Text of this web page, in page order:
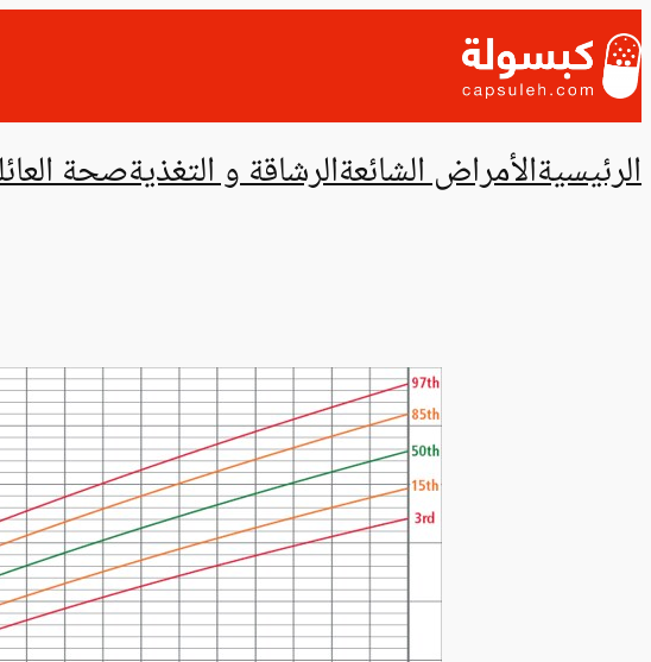
إلى
المحتوى
الرئيسيةالأمراض الشائعةالرشاقة و التغذيةصحة